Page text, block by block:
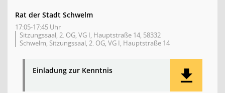
Rat der Stadt Schwelm
17:05-17:45 Uhr
Sitzungssaal, 2. OG, VG I, Hauptstraße 14, 58332
Schwelm, Sitzungssaal, 2. OG, VG I, Hauptstraße 14
Einladung zur Kenntnis